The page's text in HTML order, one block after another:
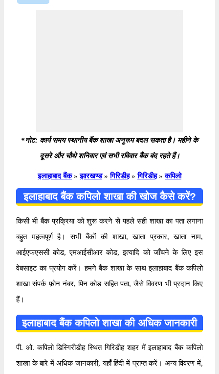
*नोट: कार्य समय स्थानीय बैंक शाखा अनुरूप बदल सकता है। महीने के
दूसरे और चौथे शनिवार एवं सभी रविवार बैंक बंद रहते हैं।
इलाहाबाद बैंक » झारखण्ड » गिरिडीह » गिरिडीह » कपिलो
इलाहाबाद बैंक कपिलो शाखा की खोज कैसे करें?
किसी भी बैंक प्रक्रिया को शुरू करने से पहले सही शाखा का पता लगाना
बहुत महत्वपूर्ण है। सभी बैंकों की शाखा, खाता प्रकार, खाता नाम,
आईएफएससी कोड, एमआईसीआर कोड, इत्यादि को जाँचने के लिए इस
वेबसाइट का प्रयोग करें। हमने बैंक शाखा के साथ इलाहाबाद बैंक कपिलो
शाखा संपर्क फ़ोन नंबर, पिन कोड सहित पता, जैसे विवरण भी प्रदान किए
हैं।
इलाहाबाद बैंक कपिलो शाखा की अधिक जानकारी
पी. ओ. कपिलो डिस्गिरीडीह स्थित गिरिडीह शहर में इलाहाबाद बैंक कपिलो
शाखा के बारे में अधिक जानकारी, यहाँ हिंदी में प्राप्त करें। अन्य विवरण में,